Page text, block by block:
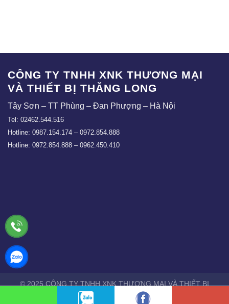
CÔNG TY TNHH XNK THƯƠNG MẠI
VÀ THIẾT BỊ THĂNG LONG
Tây Sơn – TT Phùng – Đan Phượng – Hà Nội
Tel: 02462.544.516
Hotline: 0987.154.174 – 0972.854.888
Hotline: 0972.854.888 – 0962.450.410
© 2025 CÔNG TY TNHH XNK THƯƠNG MẠI VÀ THIẾT BỊ
THĂNG LONG